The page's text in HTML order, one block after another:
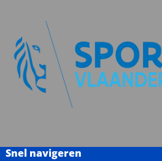
Snel navigeren